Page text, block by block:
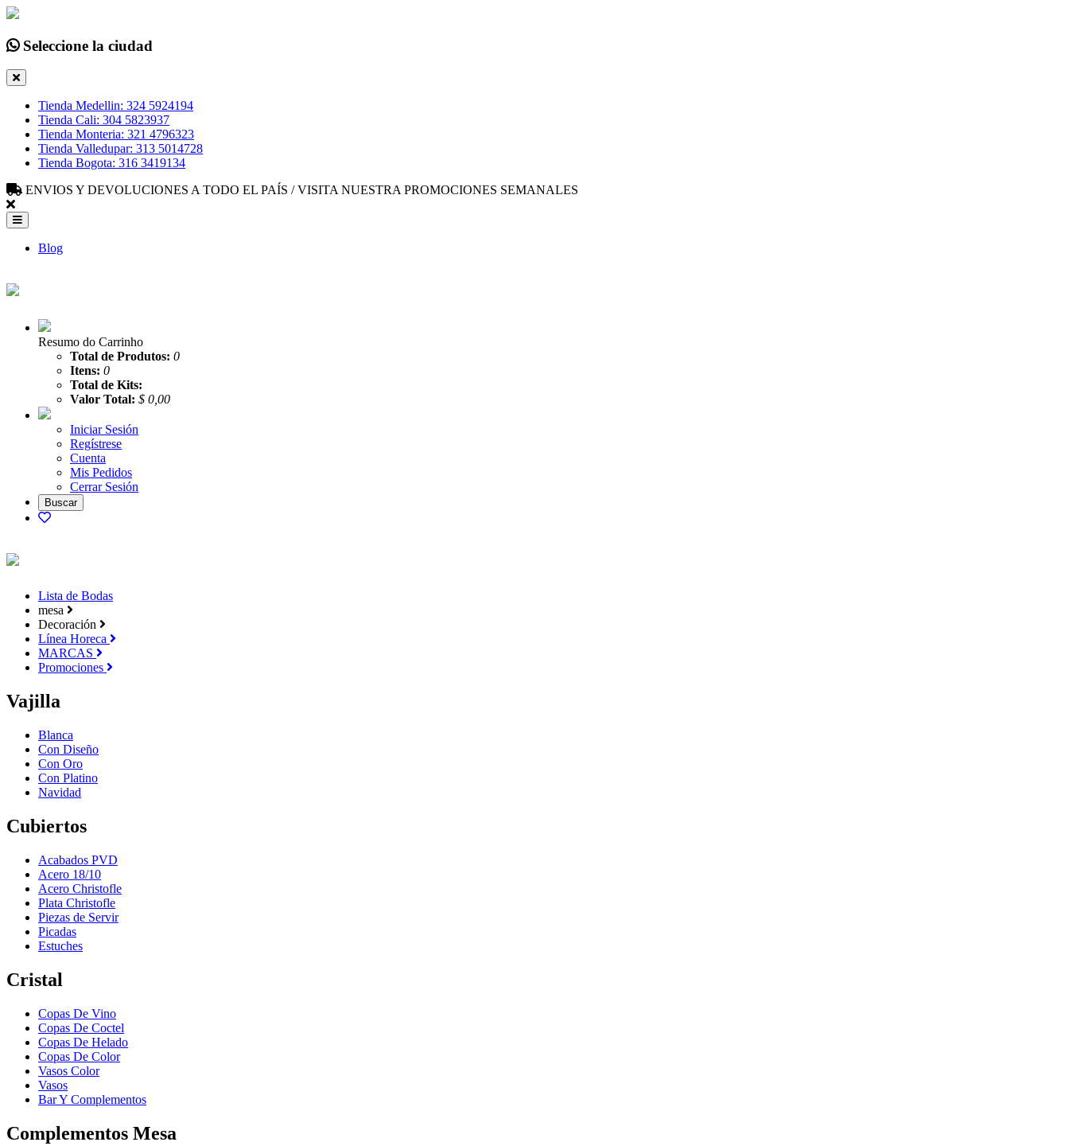
Seleccione la ciudad
Tienda Medellin: 324 5924194
Tienda Cali: 304 5823937
Tienda Monteria: 321 4796323
Tienda Valledupar: 313 5014728
Tienda Bogota: 316 3419134
ENVIOS Y DEVOLUCIONES A TODO EL PAÍS / VISITA NUESTRA PROMOCIONES SEMANALES
Blog
Resumo do Carrinho
Total de Produtos: 0
Itens: 0
Total de Kits:
Valor Total: $ 0,00
Iniciar Sesión
Regístrese
Cuenta
Mis Pedidos
Cerrar Sesión
Lista de Bodas
mesa
Decoración
Línea Horeca
MARCAS
Promociones
Vajilla
Blanca
Con Diseño
Con Oro
Con Platino
Navidad
Cubiertos
Acabados PVD
Acero 18/10
Acero Christofle
Plata Christofle
Piezas de Servir
Picadas
Estuches
Cristal
Copas De Vino
Copas De Coctel
Copas De Helado
Copas De Color
Vasos Color
Vasos
Bar Y Complementos
Complementos Mesa